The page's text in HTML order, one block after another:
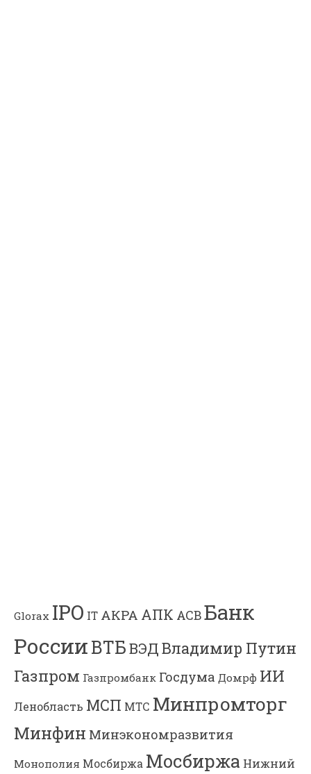
Glorax IPO IT АКРА АПК АСВБанк
РоссииВТБВЭДВладимир Путин
Газпром Газпромбанк Госдума Домрф ИИ
Ленобласть МСП МТС Минпромторг
Минфин Минэкономразвития
Монополия Мосбиржа Мосбиржа Нижний